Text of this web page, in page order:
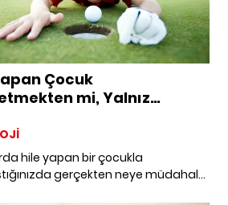
Çocuk
mi, Yalnız
hile yapan bir çocukla
gerçekten neye müdahale